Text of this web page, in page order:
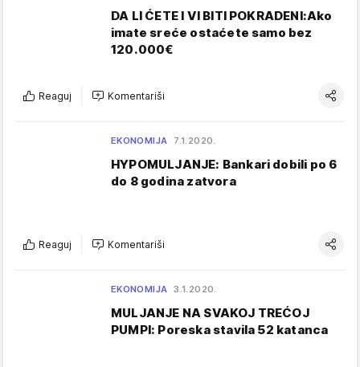
DA LI ĆETE I VI BITI POKRADENI:Ako
imate sreće ostaćete samo bez
120.000€
Reaguj Komentariši
EKONOMIJA 7.1.2020.
HYPOMULJANJE: Bankari dobili po 6
do 8 godina zatvora
Reaguj Komentariši
EKONOMIJA 3.1.2020.
MULJANJE NA SVAKOJ TREĆOJ
PUMPI: Poreska stavila 52 katanca